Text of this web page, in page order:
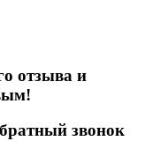
отзыва и
звонок